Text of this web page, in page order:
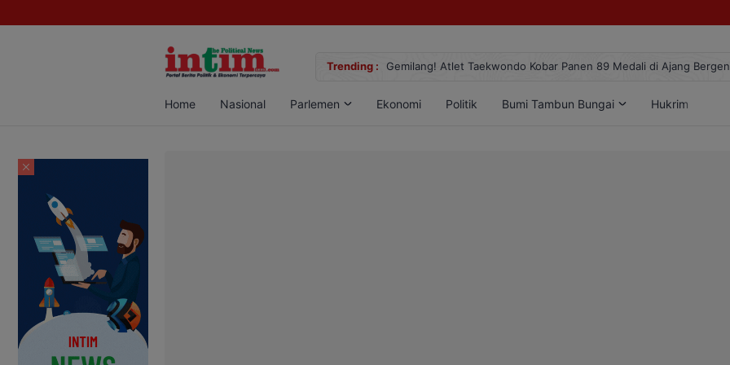
Trending :
Sabu di Pangkalan Bun, Dua Pelaku Diamankan Gemilang! Atlet Taekwondo Kobar Panen 89 Medali di Ajang
Home Nasional Parlemen Ekonomi Politik Bumi Tambun Bungai Hukrim